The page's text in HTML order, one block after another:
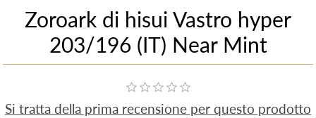
Zoroark di hisui Vastro hyper
203/196 (IT) Near Mint
Si tratta della prima recensione per questo prodotto